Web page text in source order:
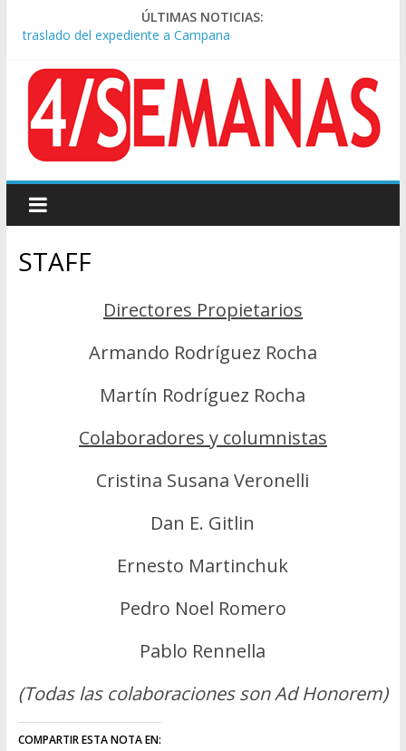
ÚLTIMAS NOTICIAS:
Causa AFA: el juez Amarante calificó de “ficción judicial” el
traslado del expediente a Campana
colectivo: siete heridos
Día de San Cayetano: masiva marcha a Plaza de Mayo de
sindicatos y organizaciones sociales
Pesar por la muerte de Leandro Rud, histórico representante
y conductor de TV
apuntó: “Vino un poco endiablada”
STAFF
Directores Propietarios
Armando Rodríguez Rocha
Martín Rodríguez Rocha
Colaboradores y columnistas
Cristina Susana Veronelli
Dan E. Gitlin
Ernesto Martinchuk
Pedro Noel Romero
Pablo Rennella
(Todas las colaboraciones son Ad Honorem)
COMPARTIR ESTA NOTA EN: